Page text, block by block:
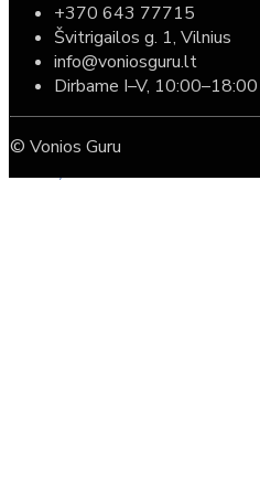
Komplektas: Tece
mygtuku + Deante Peonia
587,00€
389,00€
+370 643 77715
Švitrigailos g. 1, Vilnius
info@voniosguru.lt
Dirbame I–V, 10:00–18:00
© Vonios Guru